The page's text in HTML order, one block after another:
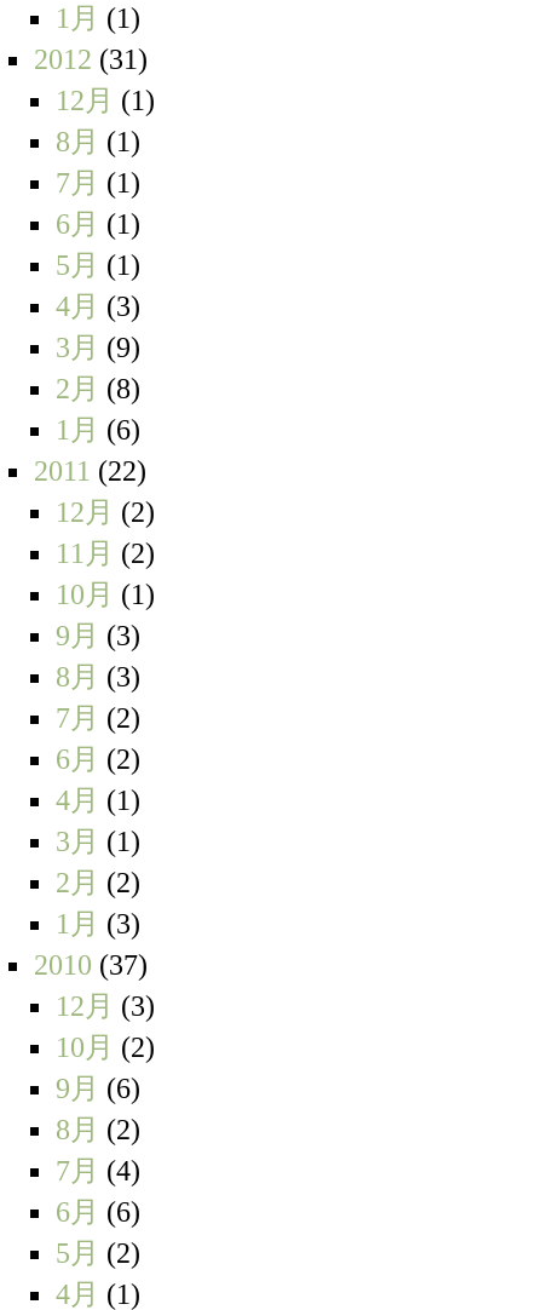
1月 (1)
2012 (31)
12月 (1)
8月 (1)
7月 (1)
6月 (1)
5月 (1)
4月 (3)
3月 (9)
2月 (8)
1月 (6)
2011 (22)
12月 (2)
11月 (2)
10月 (1)
9月 (3)
8月 (3)
7月 (2)
6月 (2)
4月 (1)
3月 (1)
2月 (2)
1月 (3)
2010 (37)
12月 (3)
10月 (2)
9月 (6)
8月 (2)
7月 (4)
6月 (6)
5月 (2)
4月 (1)